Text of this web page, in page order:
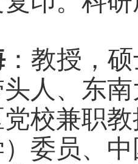
：教授，
人、东
校兼职
）委员、